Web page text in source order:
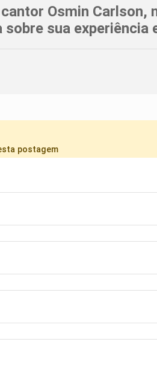
Osmin
sua experiência
postagem